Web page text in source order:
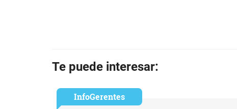
Te puede interesar:
InfoGerentes